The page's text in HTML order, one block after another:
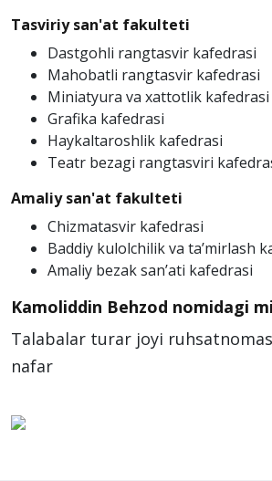
Tasviriy san'at fakulteti
Dastgohli rangtasvir kafedrasi
Mahobatli rangtasvir kafedrasi
Miniatyura va xattotlik kafedrasi
Grafika kafedrasi
Haykaltaroshlik kafedrasi
Teatr bezagi rangtasviri
Amaliy san'at fakulteti
Chizmatasvir kafedrasi
Baddiy kulolchilik va ta’mirlash
Amaliy bezak san’ati kafedrasi
Kamoliddin Behzod nomidagi
Talabalar turar joyi
nafar